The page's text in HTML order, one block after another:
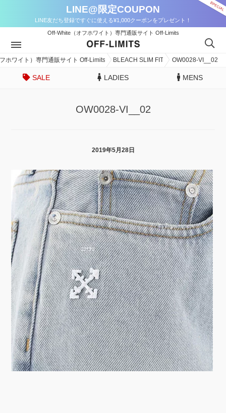
LINE@限定COUPON
LINE友だち登録ですぐに使える¥1,000クーポンをプレゼント！
Off-White（オフホワイト）専門通販サイト Off-Limits
ホワイト）専門通販サイト Off-Limits BLEACH SLIM FIT OW0028-VI__02
SALE LADIES MENS
OW0028-VI__02
2019年5月28日